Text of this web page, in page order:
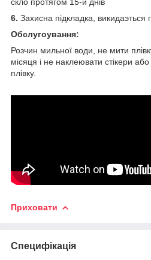
6. Захисна підкладка, викидаэться
Обслугоування:
Розчин мильної води, не мити
місяця і не наклеювати стікери або
плівку.
Приховати
Специфікація